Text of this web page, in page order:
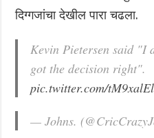
दिग्गजांचा देखील पारा चढला.
Kevin Pietersen said "I
got the decision right".
pic.twitter.com/
— Johns.